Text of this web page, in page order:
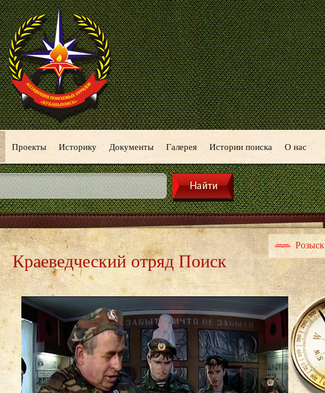
Проекты Историку Документы Галерея Истории поиска О нас
Розыск
Краеведческий отряд Поиск